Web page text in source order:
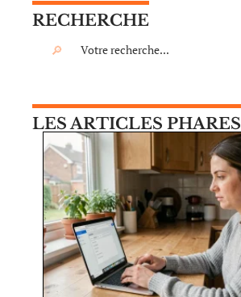
RECHERCHE
LES ARTICLES PHARES